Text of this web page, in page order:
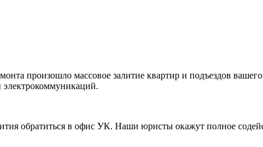
произошло массовое залитие квартир и подъездов
электрокоммуникаций.
обратиться в офис УК. Наши юристы окажут полное